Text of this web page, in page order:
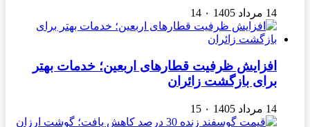
14 مرداد 1405 ۰ 14
افزایش ظرفیت قطارهای اربعین؛ خدمات بهتر
برای بازگشت زائران
14 مرداد 1405 ۰ 15